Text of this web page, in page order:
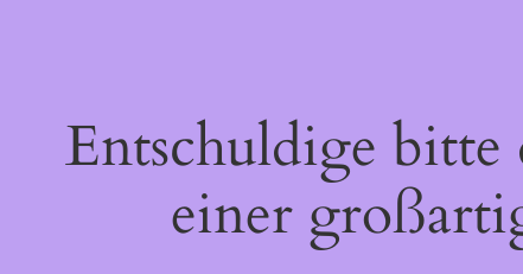
Entschuldige
einer